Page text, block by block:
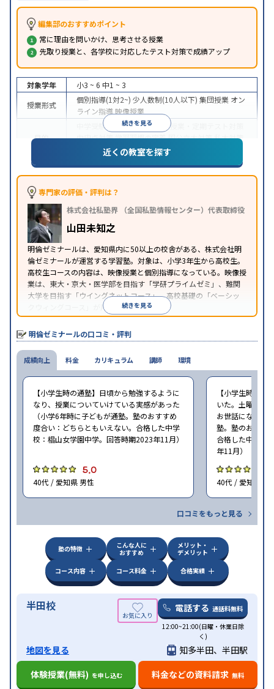
編集部のおすすめポイント
常に理由を問いかけ、思考させる授業
先取り授業と、各学校に対応したテスト対策で成績アップ
続きを見る
対象学年 小3 ~ 6 中1 ~ 3
授業形式
個別指導(1対2~) 少人数制(10人以下) 集団授業 オン
ライン指導 映像授業
目的
中学受験 高校受験大学受験
授業・定期テスト対策
内申点対策学習習慣の定着国公立大対策私大対策
共通テスト対策英語・英会話特化対策
特徴
中高一貫校生に対応特待生・奨学金制度あり授業
の振替可能学習にPC・タブレットを利用オンライ
ン対応季節講習のみの受講可
※2023年10月調査。
近くの教室を探す
専門家の評価・評判は？
株式会社私塾界 （全国私塾情報センター）代表取締役
山田未知之
明倫ゼミナールは、愛知県内に50以上の校舎がある、株式会社明
倫ゼミナールが運営する学習塾。対象は、小学3年生から高校生。
高校生コースの内容は、映像授業と個別指導になっている。映像授
業は、東大・京大・医学部を目指す「学研プライムゼミ」、難関
大学を目指す「ウイングネットコース」、高校基礎の「ベーシッ
クウィングコース」が用意されている。
続きを見る
明倫ゼミナールの口コミ・評判
成績向上
【小学生時の通塾】日頃から勉強するように
なり、授業についていけている実感があった
（小学6年時に子どもが通塾。塾のおすすめ
度合い：どちらともいえない。合格した中学
校：椙山女学園中学。回答時期2023年11月）
5.0
40代 / 愛知県 男性
【小学生時の通
いた。土曜ゼミ
お世話になった
塾。塾のおすす
合格した中学校
年11月）
40代 / 愛知県 女
口コミをもっと見る
料金 カリキュラム 講師 環境
塾の特徴
こんな人に
おすすめ
メリット・
デメリット
コース内容
コース料金 合格実績
半田校 電話する 通話料無料
12:00~21:00(日曜・休業日除
く)
地図を見る
知多半田、半田駅
体験授業(無料) を申し込む 料金などの資料請求 無料